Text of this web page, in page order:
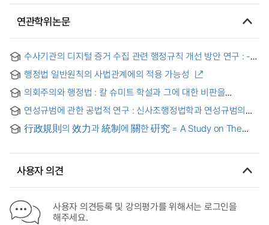
연관학위논문
수사기관의 디지털 증거 수집 관련 행정규칙 개선 방안 연구 : -
행정법 일반원칙의 사법관계에의 적용 가능성
의회주의와 행정법 : 칼 슈미트 학설과 그에 대한 비판을
Kritische Betrachtung u@ber Carl Schmitts
Parlamentarismuskritik und ihre Auswirkungen auf die
deutsche Verwaltungsrechtswissenschaft
연성규범에 관한 공법적 연구 : 신사조행정법학과 연성규범의
行政規則의 效力과 統制에 關한 硏究 = A Study on The
사용자 의견
사용자 의견등록 및 강의평가를 위해서는 로그인을
해주세요.